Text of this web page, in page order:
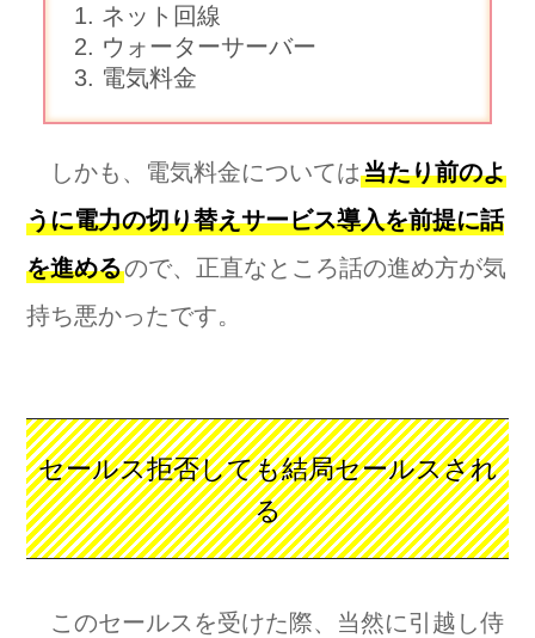
1. ネット回線
2. ウォーターサーバー
3. 電気料金
しかも、電気料金については当たり前のよ
うに電力の切り替えサービス導入を前提に話
を進めるので、正直なところ話の進め方が気
持ち悪かったです。
セールス拒否しても結局セールスされ
る
このセールスを受けた際、当然に引越し侍